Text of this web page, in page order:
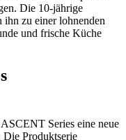
Die 10-jährige
ihn zu einer lohnenden
und frische Küche
Series eine neue
Die Produktserie